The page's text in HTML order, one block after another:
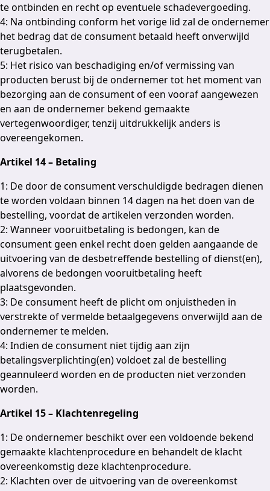
te ontbinden en recht op eventuele schadevergoeding.
4: Na ontbinding conform het vorige lid zal de ondernemer
het bedrag dat de consument betaald heeft onverwijld
terugbetalen.
5: Het risico van beschadiging en/of vermissing van
producten berust bij de ondernemer tot het moment van
bezorging aan de consument of een vooraf aangewezen
en aan de ondernemer bekend gemaakte
vertegenwoordiger, tenzij uitdrukkelijk anders is
overeengekomen.
Artikel 14 – Betaling
1: De door de consument verschuldigde bedragen dienen
te worden voldaan binnen 14 dagen na het doen van de
bestelling, voordat de artikelen verzonden worden.
2: Wanneer vooruitbetaling is bedongen, kan de
consument geen enkel recht doen gelden aangaande de
uitvoering van de desbetreffende bestelling of dienst(en),
alvorens de bedongen vooruitbetaling heeft
plaatsgevonden.
3: De consument heeft de plicht om onjuistheden in
verstrekte of vermelde betaalgegevens onverwijld aan de
ondernemer te melden.
4: Indien de consument niet tijdig aan zijn
betalingsverplichting(en) voldoet zal de bestelling
geannuleerd worden en de producten niet verzonden
worden.
Artikel 15 – Klachtenregeling
1: De ondernemer beschikt over een voldoende bekend
gemaakte klachtenprocedure en behandelt de klacht
overeenkomstig deze klachtenprocedure.
2: Klachten over de uitvoering van de overeenkomst